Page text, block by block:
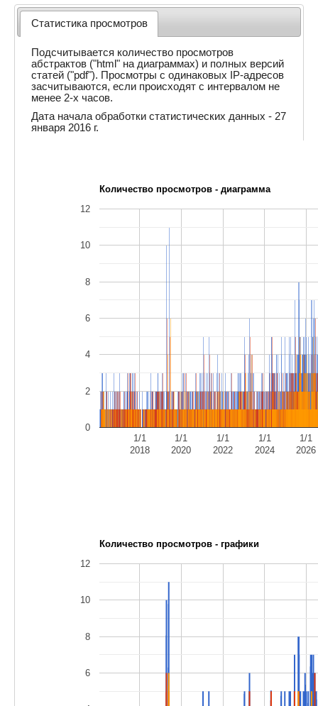
Статистика просмотров
Подсчитывается количество просмотров
абстрактов ("html" на диаграммах) и полных версий
статей ("pdf"). Просмотры с одинаковых IP-адресов
засчитываются, если происходят с интервалом не
менее 2-х часов.
Дата начала обработки статистических данных - 27
января 2016 г.
Количество просмотров - диаграмма
1/1
2018
1/1
2020
1/1
2022
1/1
2024
1/1
2026
0
2
4
6
8
10
12
Количество просмотров - графики
6
8
10
12